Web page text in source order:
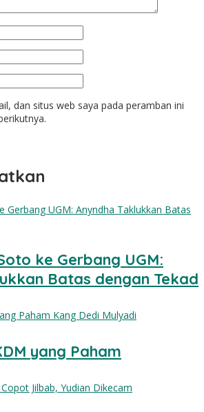
dan situs web saya pada peramban ini
ke Gerbang UGM:
Batas dengan Tekad
yang Paham